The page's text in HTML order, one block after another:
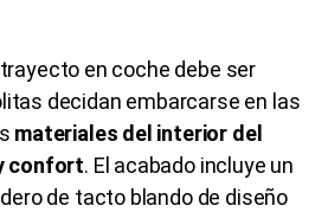
en coche debe ser
decidan embarcarse en las
materiales del interior del
confort. El acabado incluye un
de tacto blando de diseño